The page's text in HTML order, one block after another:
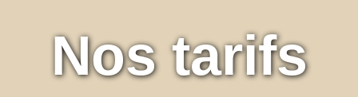
Nos tarifs